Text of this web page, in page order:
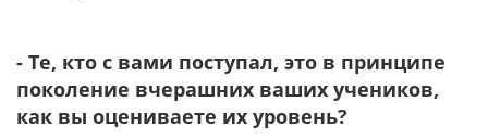
- Те, кто с вами поступал, это в принципе
поколение вчерашних ваших учеников,
как вы оцениваете их уровень?